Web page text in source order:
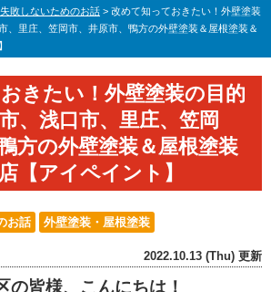
敗しないためのお話 > 改めて知っておきたい！外壁塗装
、里庄、笠岡市、井原市、鴨方の外壁塗装＆屋根塗装＆
きたい！外壁塗装の目的
、浅口市、里庄、笠岡
方の外壁塗装＆屋根塗装
【アイペイント】
お話 外壁塗装・屋根塗装
2022.10.13 (Thu) 更新
の皆様、こんにちは！